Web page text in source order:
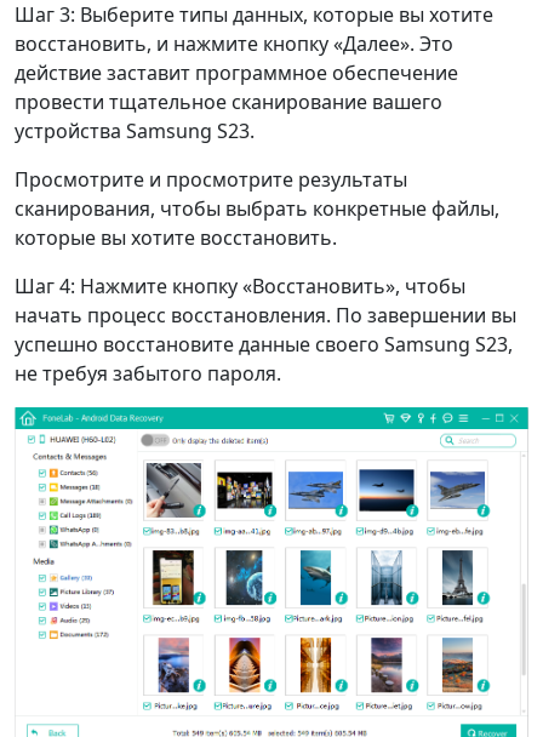
Шаг 3: Выберите типы данных, которые вы хотите
восстановить, и нажмите кнопку «Далее». Это
действие заставит программное обеспечение
провести тщательное сканирование вашего
устройства Samsung S23.
Просмотрите и просмотрите результаты
сканирования, чтобы выбрать конкретные файлы,
которые вы хотите восстановить.
Шаг 4: Нажмите кнопку «Восстановить», чтобы
начать процесс восстановления. По завершении вы
успешно восстановите данные своего Samsung S23,
не требуя забытого пароля.